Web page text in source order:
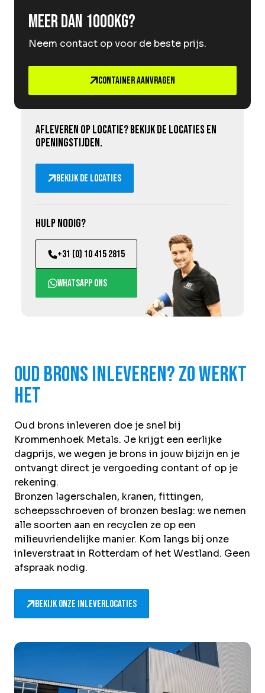
Meer dan 1000kg?
Neem contact op voor de beste prijs.
Container aanvragen
Afleveren op locatie? Bekijk de locaties en
openingstijden.
Bekijk de locaties
Hulp nodig?
+31 (0) 10 415 2815
WhatsApp ons
Oud brons inleveren? Zo werkt
het
Oud brons inleveren doe je snel bij
Krommenhoek Metals. Je krijgt een eerlijke
dagprijs, we wegen je brons in jouw bijzijn en je
ontvangt direct je vergoeding contant of op je
rekening.
Bronzen lagerschalen, kranen, fittingen,
scheepsschroeven of bronzen beslag: we nemen
alle soorten aan en recyclen ze op een
milieuvriendelijke manier. Kom langs bij onze
inleverstraat in Rotterdam of het Westland. Geen
afspraak nodig.
Bekijk onze inleverlocaties